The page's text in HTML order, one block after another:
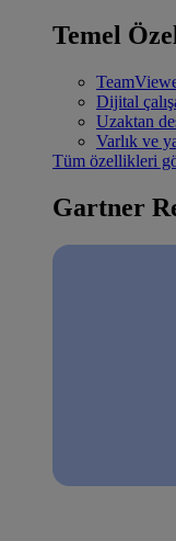
Temel
Dijital
Uzaktan
Varlık ve
Tüm özellikleri
Gartner